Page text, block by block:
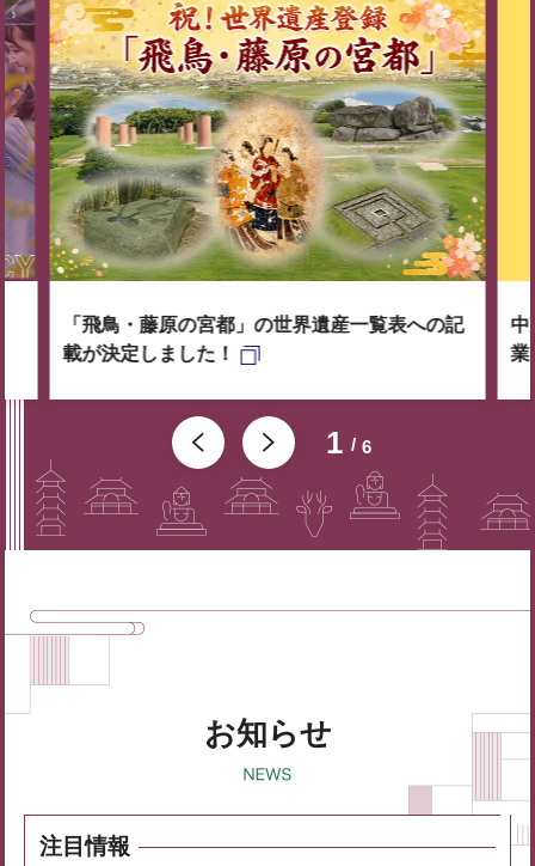
1 6
「飛鳥・藤原の宮都」の世界遺産一覧表への記
載が決定しました！
中
業
お知らせ
注目情報